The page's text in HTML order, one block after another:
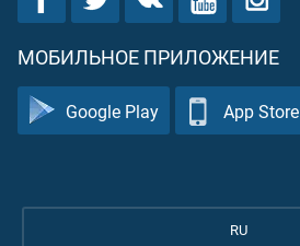
МОБИЛЬНОЕ ПРИЛОЖЕНИЕ
Google Play App Store
RU